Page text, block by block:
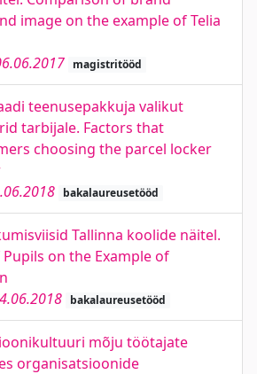
image on the example of Telia
magistritööd
teenusepakkuja valikut
tarbijale. Factors that
choosing the parcel locker
bakalaureusetööd
Tallinna koolide näitel.
on the Example of
bakalaureusetööd
mõju töötajate
organisatsioonide